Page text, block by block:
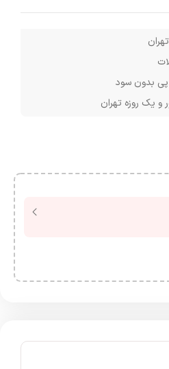
و یک روزه تهران